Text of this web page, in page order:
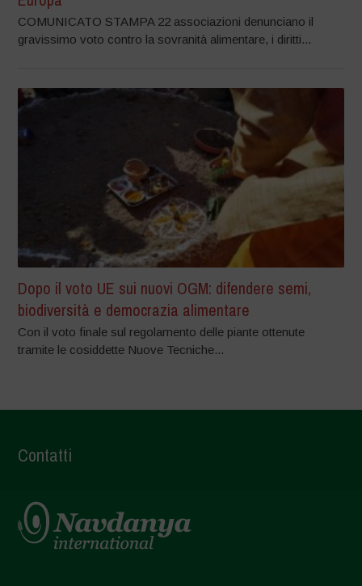
COMUNICATO STAMPA 22 associazioni denunciano il
gravissimo voto contro la sovranità alimentare, i diritti...
Dopo il voto UE sui nuovi OGM: difendere semi,
biodiversità e democrazia alimentare
Con il voto finale sul regolamento delle piante ottenute
tramite le cosiddette Nuove Tecniche...
Contatti